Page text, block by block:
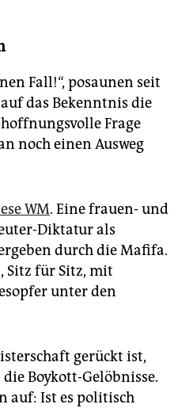
Fall!“, posaunen seit
das Bekenntnis die
Frage
noch einen Ausweg
WM. Eine frauen- und
Diktatur als
durch die Mafifa.
Sitz für Sitz, mit
unter den
gerückt ist,
Boykott-Gelöbnisse.
auf: Ist es politisch